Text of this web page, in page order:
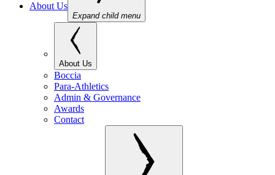
About Us
Expand child menu
About Us
Boccia
Para-Athletics
Admin & Governance
Awards
Contact